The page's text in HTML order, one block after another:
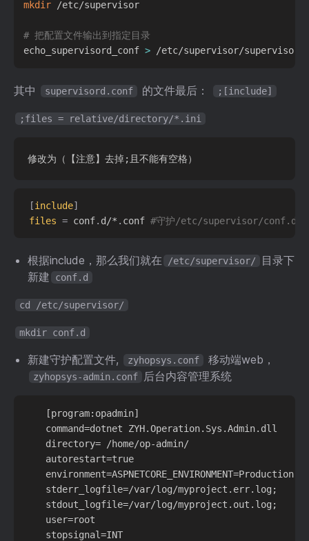
mkdir /etc/supervisor
# 把配置文件输出到指定目录
echo_supervisord_conf > /etc/supervisor/
其中 supervisord.conf 的文件最后： ;[include]
;files = relative/directory/*.ini
[include]
files = conf. d/* . conf #守护/etc/supervisor/conf.d/
根据include，那么我们就在 /etc/supervisor/
目录下
新建
conf.d
cd /etc/supervisor/
mkdir conf.d
新建守护配置文件, zyhopsys.conf 移动端web，
zyhopsys-admin.conf 后台内容管理系统
    [program:opadmin]
command=dotnet ZYH.Operation.Sys.Admin.dll
directory= /home/op-admin/
autorestart=true
environment=ASPNETCORE_ENVIRONMENT=Production
stderr_logfile=/var/log/myproject.err.log;
stdout_logfile=/var/log/myproject.out.log;
user=root
    stopsignal=INT